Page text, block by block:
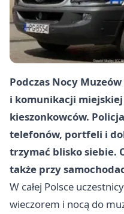
Podczas Nocy
i komunikacji
kieszonkowców.
telefonów, portfeli i
trzymać blisko siebie.
także przy
W całej Polsce
wieczorem i nocą do